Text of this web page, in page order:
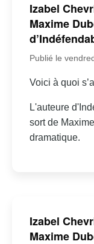
Izabel
Maxime
Publié le
Voici à quoi
L'auteure
sort de
dramatique.
Izabel
Maxime